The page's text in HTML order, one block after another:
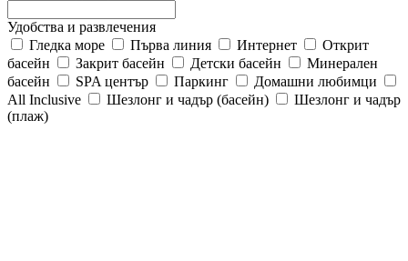
Удобства и развлечения
Гледка море
Първа линия Интернет
Открит
басейн
Закрит басейн Детски басейн
Минерален
басейн
SPA център Паркинг
Домашни любимци
All Inclusive
Шезлонг и чадър (басейн)
Шезлонг и чадър
(плаж)